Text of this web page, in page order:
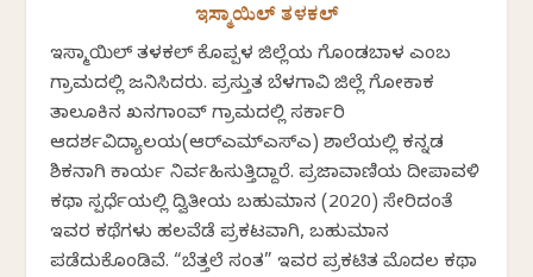
ಇಸ್ಮಾಯಿಲ್ ತಳಕಲ್
ಇಸ್ಮಾಯಿಲ್ ತಳಕಲ್ ಕೊಪ್ಪಳ ಜಿಲ್ಲೆಯ ಗೊಂಡಬಾಳ ಎಂಬ
ಗ್ರಾಮದಲ್ಲಿ ಜನಿಸಿದರು. ಪ್ರಸ್ತುತ ಬೆಳಗಾವಿ ಜಿಲ್ಲೆ ಗೋಕಾಕ
ತಾಲೂಕಿನ ಖನಗಾಂವ್ ಗ್ರಾಮದಲ್ಲಿ ಸರ್ಕಾರಿ
ಆದರ್ಶವಿದ್ಯಾಲಯ(ಆರ್‍ಎಮ್‍ಎಸ್‍ಎ) ಶಾಲೆಯಲ್ಲಿ ಕನ್ನಡ
ಶಿಕ್ಷಕನಾಗಿ ಕಾರ್ಯ ನಿರ್ವಹಿಸುತ್ತಿದ್ದಾರೆ. ಪ್ರಜಾವಾಣಿಯ ದೀಪಾವಳಿ
ಕಥಾ ಸ್ಪರ್ಧೆಯಲ್ಲಿ ದ್ವಿತೀಯ ಬಹುಮಾನ (2020) ಸೇರಿದಂತೆ
ಇವರ ಕಥೆಗಳು ಹಲವೆಡೆ ಪ್ರಕಟವಾಗಿ, ಬಹುಮಾನ
ಪಡೆದುಕೊಂಡಿವೆ. “ಬೆತ್ತಲೆ ಸಂತ” ಇವರ ಪ್ರಕಟಿತ ಮೊದಲ ಕಥಾ